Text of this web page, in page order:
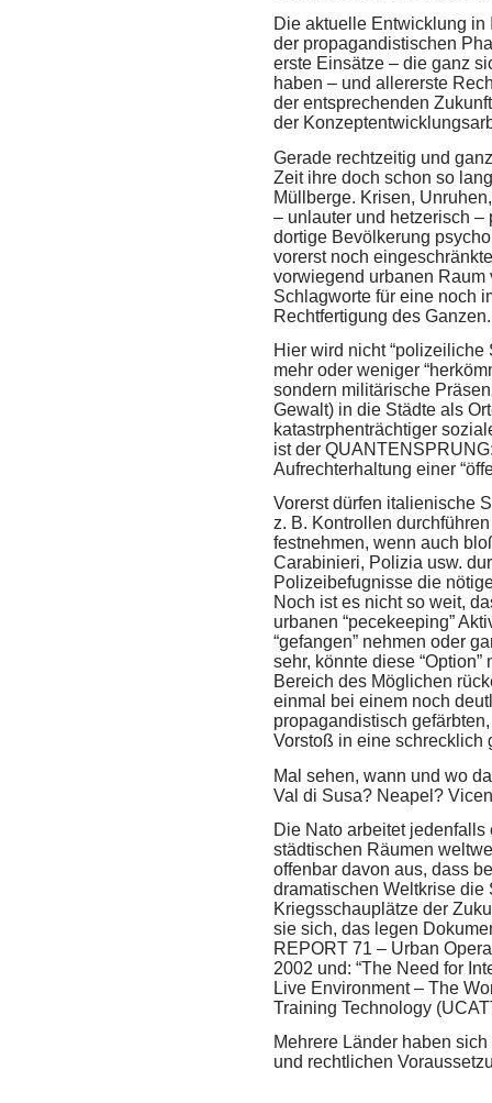
Die aktuelle Entwicklung in
der propagandistischen
erste Einsätze – die ganz
haben – und allererste
der entsprechenden
der
Gerade rechtzeitig und
Zeit ihre doch schon so
Müllberge. Krisen,
– unlauter und hetzerisch
dortige Bevölkerung
vorerst noch
vorwiegend urbanen
Schlagworte für eine noch
Rechtfertigung des Ganzen.
Hier wird nicht
mehr oder weniger
sondern militärische
Gewalt) in die Städte als
katastrphenträchtiger
ist der QUANTENSPRUNG
Aufrechterhaltung einer
Vorerst dürfen italienische
z. B. Kontrollen
festnehmen, wenn auch
Carabinieri, Polizia usw.
Polizeibefugnisse die
Noch ist es nicht so weit,
urbanen “pecekeeping”
“gefangen” nehmen oder
sehr, könnte diese
Bereich des Möglichen
einmal bei einem noch
propagandistisch
Vorstoß in eine schrecklich
Mal sehen, wann und wo
Val di Susa? Neapel?
Die Nato arbeitet
städtischen Räumen
offenbar davon aus, dass
dramatischen Weltkrise die
Kriegsschauplätze der
sie sich, das legen
REPORT 71 – Urban
2002 und: “The Need for
Live Environment – The
Training Technology (
Mehrere Länder haben
und rechtlichen